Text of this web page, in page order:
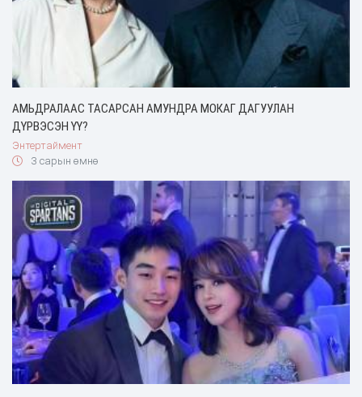
АМЬДРАЛААС ТАСАРСАН АМУНДРА МОКАГ ДАГУУЛАН
ДҮРВЭСЭН ҮҮ?
Энтертаймент
3 сарын өмнө